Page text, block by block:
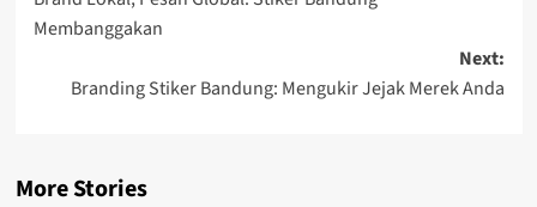
navigation
Membanggakan
Next:
Branding Stiker Bandung: Mengukir Jejak Merek Anda
More Stories